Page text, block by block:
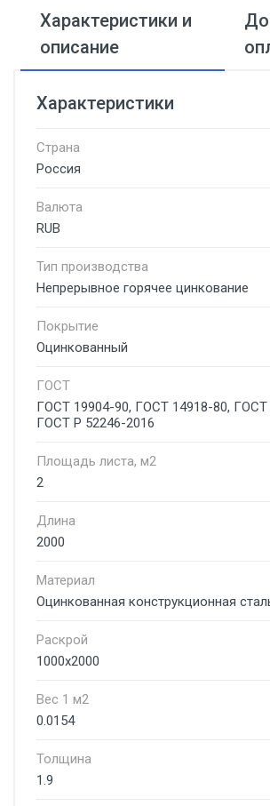
Характеристики и
описание
Характеристики
Страна
Россия
Валюта
RUB
Тип производства
Непрерывное горячее цинкование
Покрытие
Оцинкованный
ГОСТ
ГОСТ 19904-90, ГОСТ 14918-80, ГОСТ
ГОСТ Р 52246-2016
Площадь листа, м2
2
Длина
2000
Материал
Оцинкованная конструкционная
Раскрой
1000x2000
Вес 1 м2
0.0154
Толщина
1.9